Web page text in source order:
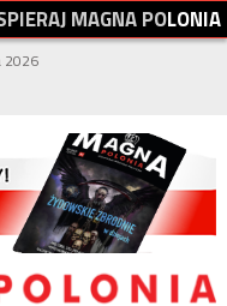
PIERAJMAGNAPOLONIA
2026